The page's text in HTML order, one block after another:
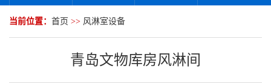
当前位置： 首页 >> 风淋室设备
青岛文物库房风淋间